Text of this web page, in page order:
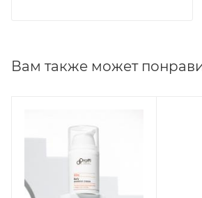
Вам также может